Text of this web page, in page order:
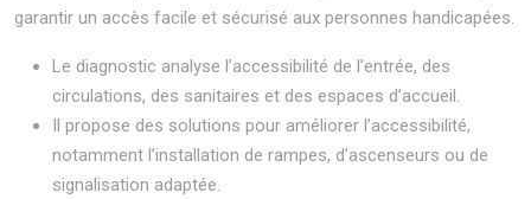
garantir un accès facile et sécurisé aux personnes handicapées.
Le diagnostic analyse l’accessibilité de l’entrée, des
circulations, des sanitaires et des espaces d’accueil.
Il propose des solutions pour améliorer l’accessibilité,
notamment l’installation de rampes, d’ascenseurs ou de
signalisation adaptée.